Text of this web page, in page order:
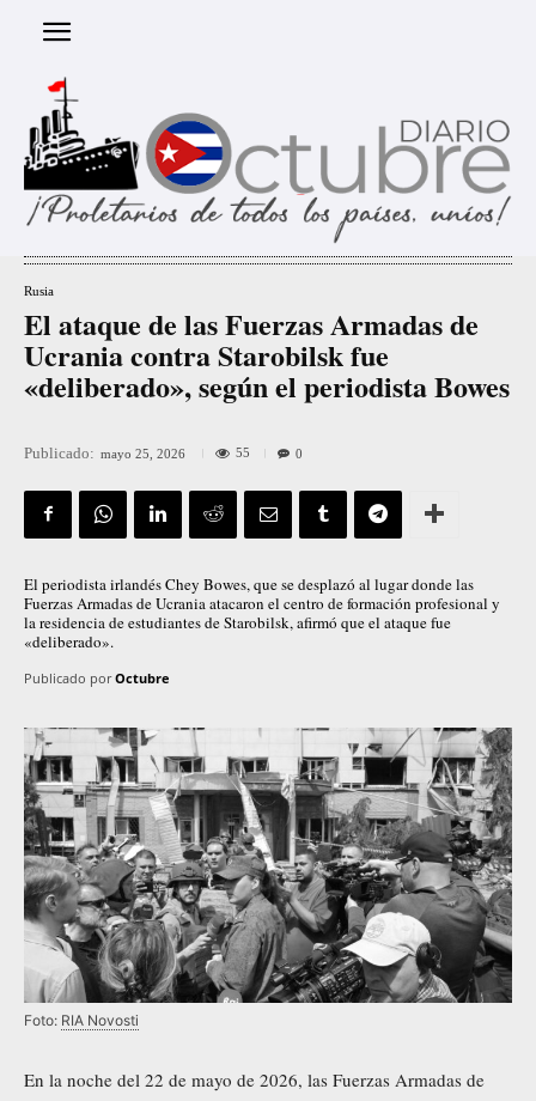
Rusia
El ataque de las Fuerzas Armadas de
Ucrania contra Starobilsk fue
«deliberado», según el periodista Bowes
Publicado: mayo 25, 2026 55 0
El periodista irlandés Chey Bowes, que se desplazó al lugar donde las
Fuerzas Armadas de Ucrania atacaron el centro de formación profesional y
la residencia de estudiantes de Starobilsk, afirmó que el ataque fue
«deliberado».
Publicado por Octubre
Foto: RIA Novosti
En la noche del 22 de mayo de 2026, las Fuerzas Armadas de